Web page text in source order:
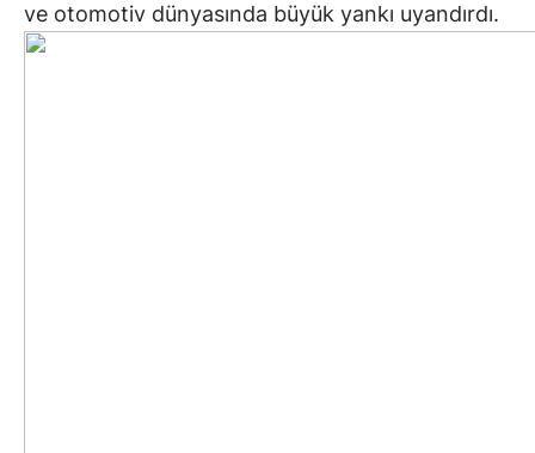
ve otomotiv dünyasında büyük yankı uyandırdı.